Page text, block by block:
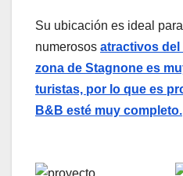
Su ubicación es ideal para
numerosos atractivos del
zona de Stagnone es
turistas, por lo que es
B&B esté muy completo.